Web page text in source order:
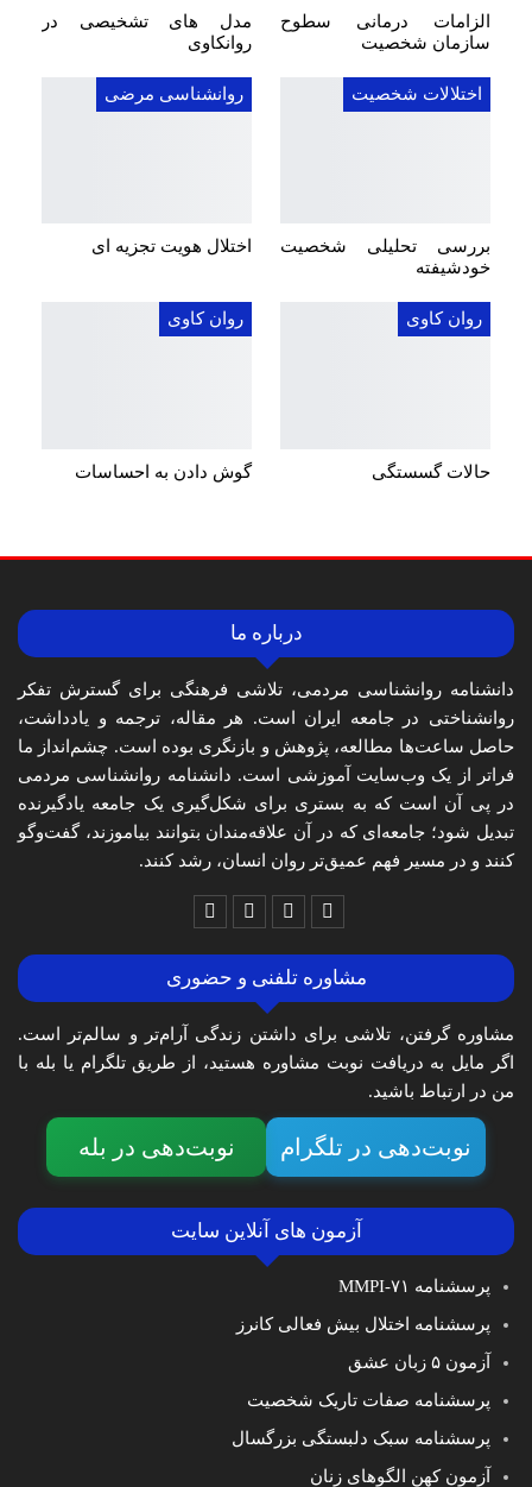
الزامات درمانی سطوح
سازمان شخصیت
مدل های تشخیصی در
روانکاوی
اختلالات شخصیت
بررسی تحلیلی شخصیت
خودشیفته
روانشناسی مرضی
اختلال هویت تجزیه ای
روان کاوی
حالات گسستگی
روان کاوی
گوش دادن به احساسات
درباره ما
دانشنامه روانشناسی مردمی، تلاشی فرهنگی برای گسترش تفکر
روانشناختی در جامعه ایران است. هر مقاله، ترجمه و یادداشت،
حاصل ساعت‌ها مطالعه، پژوهش و بازنگری بوده است. چشم‌انداز ما
فراتر از یک وب‌سایت آموزشی است. دانشنامه روانشناسی مردمی
در پی آن است که به بستری برای شکل‌گیری یک جامعه یادگیرنده
تبدیل شود؛ جامعه‌ای که در آن علاقه‌مندان بتوانند بیاموزند، گفت‌وگو
کنند و در مسیر فهم عمیق‌تر روان انسان، رشد کنند.
مشاوره تلفنی و حضوری
مشاوره گرفتن، تلاشی برای داشتن زندگی آرام‌تر و سالم‌تر است.
اگر مایل به دریافت نوبت مشاوره هستید، از طریق تلگرام یا بله با
من در ارتباط باشید.
نوبت‌دهی در تلگرام نوبت‌دهی در بله
آزمون های آنلاین سایت
پرسشنامه MMPI-۷۱
پرسشنامه اختلال بیش فعالی کانرز
آزمون ۵ زبان عشق
پرسشنامه صفات تاریک شخصیت
پرسشنامه سبک دلبستگی بزرگسال
آزمون کهن الگوهای زنان